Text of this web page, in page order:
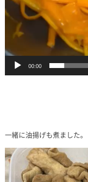
00:00
一緒に油揚げも煮ました。